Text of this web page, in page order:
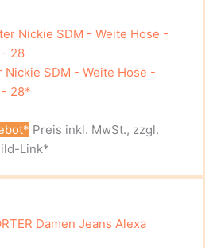
Nickie SDM - Weite Hose -
- 28*
Preis inkl. MwSt., zzgl.
Link*